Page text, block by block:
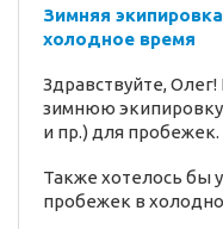
Зимняя
холодное время
Здравствуйте,
зимнюю экипировку
и пр.) для пробежек.
Также хотелось бы
пробежек в